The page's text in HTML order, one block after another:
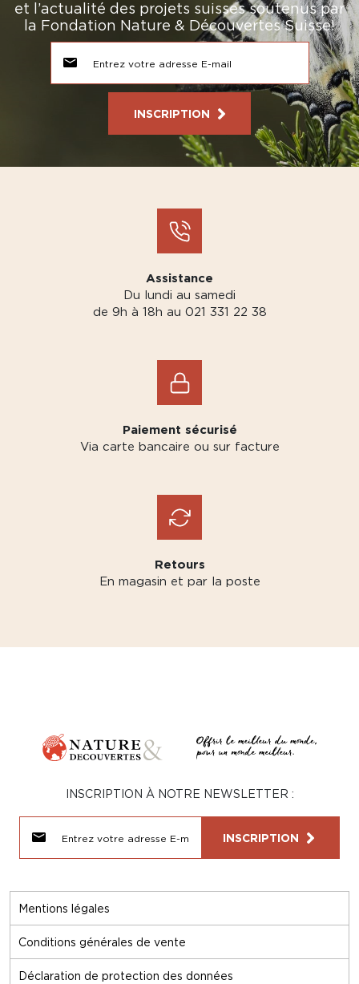
et l’actualité des projets suisses soutenus par
la Fondation Nature & Découvertes Suisse!
INSCRIPTION
Assistance
Du lundi au samedi
de 9h à 18h au 021 331 22 38
Paiement sécurisé
Via carte bancaire ou sur facture
Retours
En magasin et par la poste
Mentions légales
Conditions générales de vente
Déclaration de protection des données
INSCRIPTION À NOTRE NEWSLETTER :
INSCRIPTION